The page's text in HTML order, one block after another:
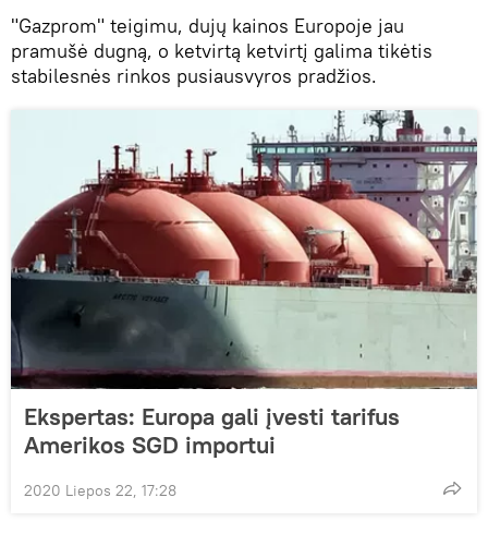
"Gazprom" teigimu, dujų kainos Europoje jau
pramušė dugną, o ketvirtą ketvirtį galima tikėtis
stabilesnės rinkos pusiausvyros pradžios.
Ekspertas: Europa gali įvesti tarifus
Amerikos SGD importui
2020 Liepos 22, 17:28